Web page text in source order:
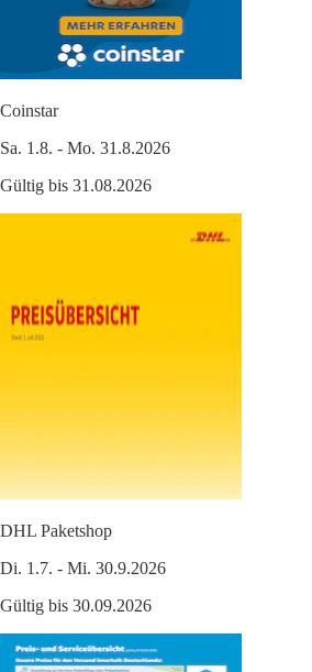
Coinstar
Sa. 1.8. - Mo. 31.8.2026
Gültig bis 31.08.2026
DHL Paketshop
Di. 1.7. - Mi. 30.9.2026
Gültig bis 30.09.2026